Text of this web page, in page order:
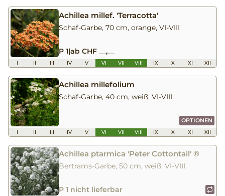
Achillea millef. 'Terracotta'
Schaf-Garbe, 70 cm, orange, VI-VIII
P 1|ab CHF __,__
I II III IV V VI VII VIII IX X XI XII
Achillea millefolium
Schaf-Garbe, 40 cm, weiß, VI-VIII
OPTIONEN
I II III IV V VI VII VIII IX X XI XII
Achillea ptarmica 'Peter Cottontail' ®
Bertrams-Garbe, 50 cm, weiß, VI-VIII
P 1 nicht lieferbar